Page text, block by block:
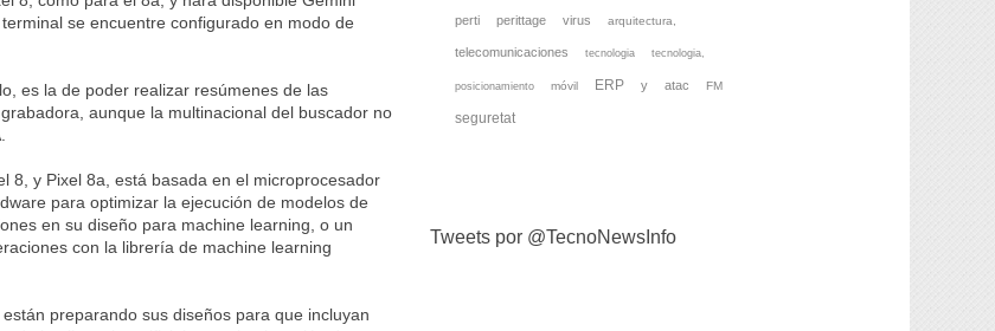
se encuentre configurado en modo de
es la de poder realizar resúmenes de las
aunque la multinacional del buscador no
8, y Pixel 8a, está basada en el microprocesador
para optimizar la ejecución de modelos de
en su diseño para machine learning, o un
con la librería de machine learning
preparando sus diseños para que incluyan
perti perittage virus arquitectura,
telecomunicaciones tecnologia tecnologia,
posicionamiento móvil ERP y atac FM
seguretat
Tweets por @TecnoNewsInfo